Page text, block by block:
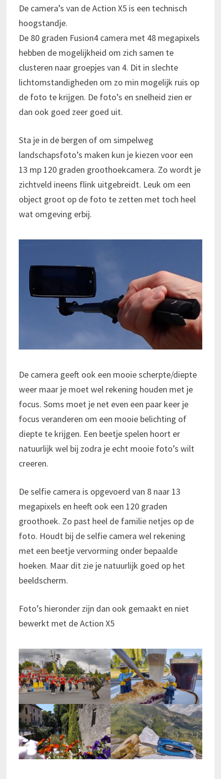
De camera’s van de Action X5 is een technisch
hoogstandje.
De 80 graden Fusion4 camera met 48 megapixels
hebben de mogelijkheid om zich samen te
clusteren naar groepjes van 4. Dit in slechte
lichtomstandigheden om zo min mogelijk ruis op
de foto te krijgen. De foto’s en snelheid zien er
dan ook goed zeer goed uit.
Sta je in de bergen of om simpelweg
landschapsfoto’s maken kun je kiezen voor een
13 mp 120 graden groothoekcamera. Zo wordt je
zichtveld ineens flink uitgebreidt. Leuk om een
object groot op de foto te zetten met toch heel
wat omgeving erbij.
De camera geeft ook een mooie scherpte/diepte
weer maar je moet wel rekening houden met je
focus. Soms moet je net even een paar keer je
focus veranderen om een mooie belichting of
diepte te krijgen. Een beetje spelen hoort er
natuurlijk wel bij zodra je echt mooie foto’s wilt
creeren.
De selfie camera is opgevoerd van 8 naar 13
megapixels en heeft ook een 120 graden
groothoek. Zo past heel de familie netjes op de
foto. Houdt bij de selfie camera wel rekening
met een beetje vervorming onder bepaalde
hoeken. Maar dit zie je natuurlijk goed op het
beeldscherm.
Foto’s hieronder zijn dan ook gemaakt en niet
bewerkt met de Action X5